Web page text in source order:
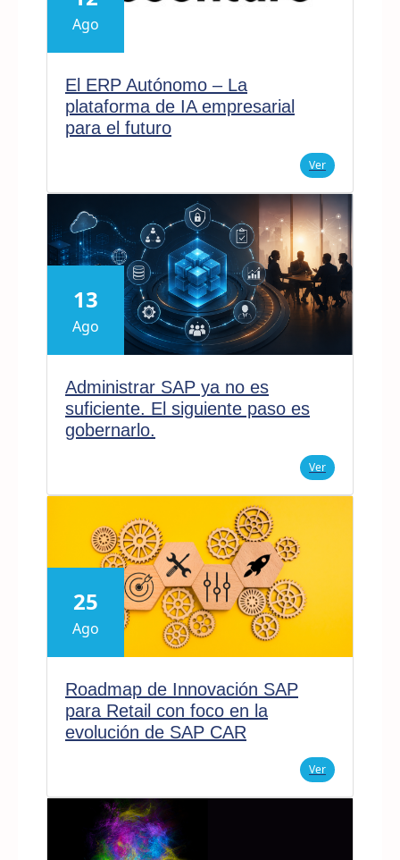
Ago
El ERP Autónomo – La
plataforma de IA empresarial
para el futuro
Ver
13
Ago
Administrar SAP ya no es
suficiente. El siguiente paso es
gobernarlo.
Ver
25
Ago
Roadmap de Innovación SAP
para Retail con foco en la
evolución de SAP CAR
Ver